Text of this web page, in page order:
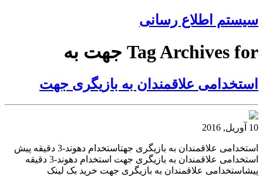
سیستم اطلاع رسانی
Tag Archives for جهت به
استخدامی علاقمندان به بازیگری جهت
10 آوریل, 2016
استخدامی علاقمندان به بازیگری جهتاستخدام دهوند-3 دقیقه پیش
استخدامی علاقمندان به بازیگری جهت استخدام دهوند-3 دقیقه
پیشاستخدامی علاقمندان به بازیگری جهت خرید بک لینک